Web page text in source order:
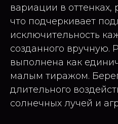
вариации в оттенках,
что подчеркивает
исключительность
созданного вручную.
выполнена как
малым тиражом.
длительного
солнечных лучей и